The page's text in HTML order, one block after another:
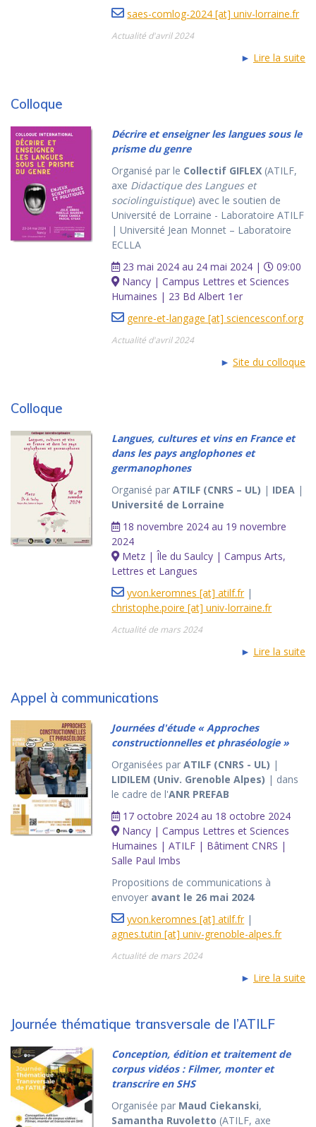
saes-comlog-2024 [at] univ-lorraine.fr
Actualité d'avril 2024
► Lire la suite
Colloque
Décrire et enseigner les langues sous le
prisme du genre
Organisé par le Collectif GIFLEX (ATILF,
axe Didactique des Langues et
sociolinguistique) avec le soutien de
Université de Lorraine - Laboratoire ATILF
| Université Jean Monnet – Laboratoire
ECLLA
23 mai 2024 au 24 mai 2024 |
09:00
Nancy | Campus Lettres et Sciences
Humaines | 23 Bd Albert 1er
genre-et-langage [at] sciencesconf.org
Actualité d'avril 2024
► Site du colloque
Colloque
Langues, cultures et vins en France et
dans les pays anglophones et
germanophones
Organisé parATILF (CNRS – UL) | IDEA |
Université de Lorraine
18 novembre 2024 au 19 novembre
2024
Metz | Île du Saulcy | Campus Arts,
Lettres et Langues
yvon.keromnes [at] atilf.fr|
christophe.poire [at] univ-lorraine.fr
Actualité de mars 2024
► Lire la suite
Appel à communications
Journées d'étude « Approches
constructionnelles et phraséologie »
Organisées parATILF (CNRS - UL) |
LIDILEM (Univ. Grenoble Alpes) | dans
le cadre de l'ANR PREFAB
17 octobre 2024 au 18 octobre 2024
Nancy | Campus Lettres et Sciences
Humaines | ATILF | Bâtiment CNRS |
Salle Paul Imbs
Propositions de communications à
envoyer avant le 26 mai 2024
yvon.keromnes [at] atilf.fr|
agnes.tutin [at] univ-grenoble-alpes.fr
Actualité de mars 2024
► Lire la suite
Journée thématique transversale de l’ATILF
Conception, édition et traitement de
corpus vidéos : Filmer, monter et
transcrire en SHS
Organisée par Maud Ciekanski,
Samantha Ruvoletto (ATILF, axe